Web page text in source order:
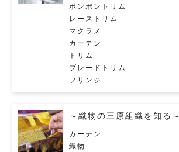
ポンポントリム
レーストリム
マクラメ
カーテン
トリム
ブレードトリム
フリンジ
～織物の三原組織を知る～
カーテン
織物